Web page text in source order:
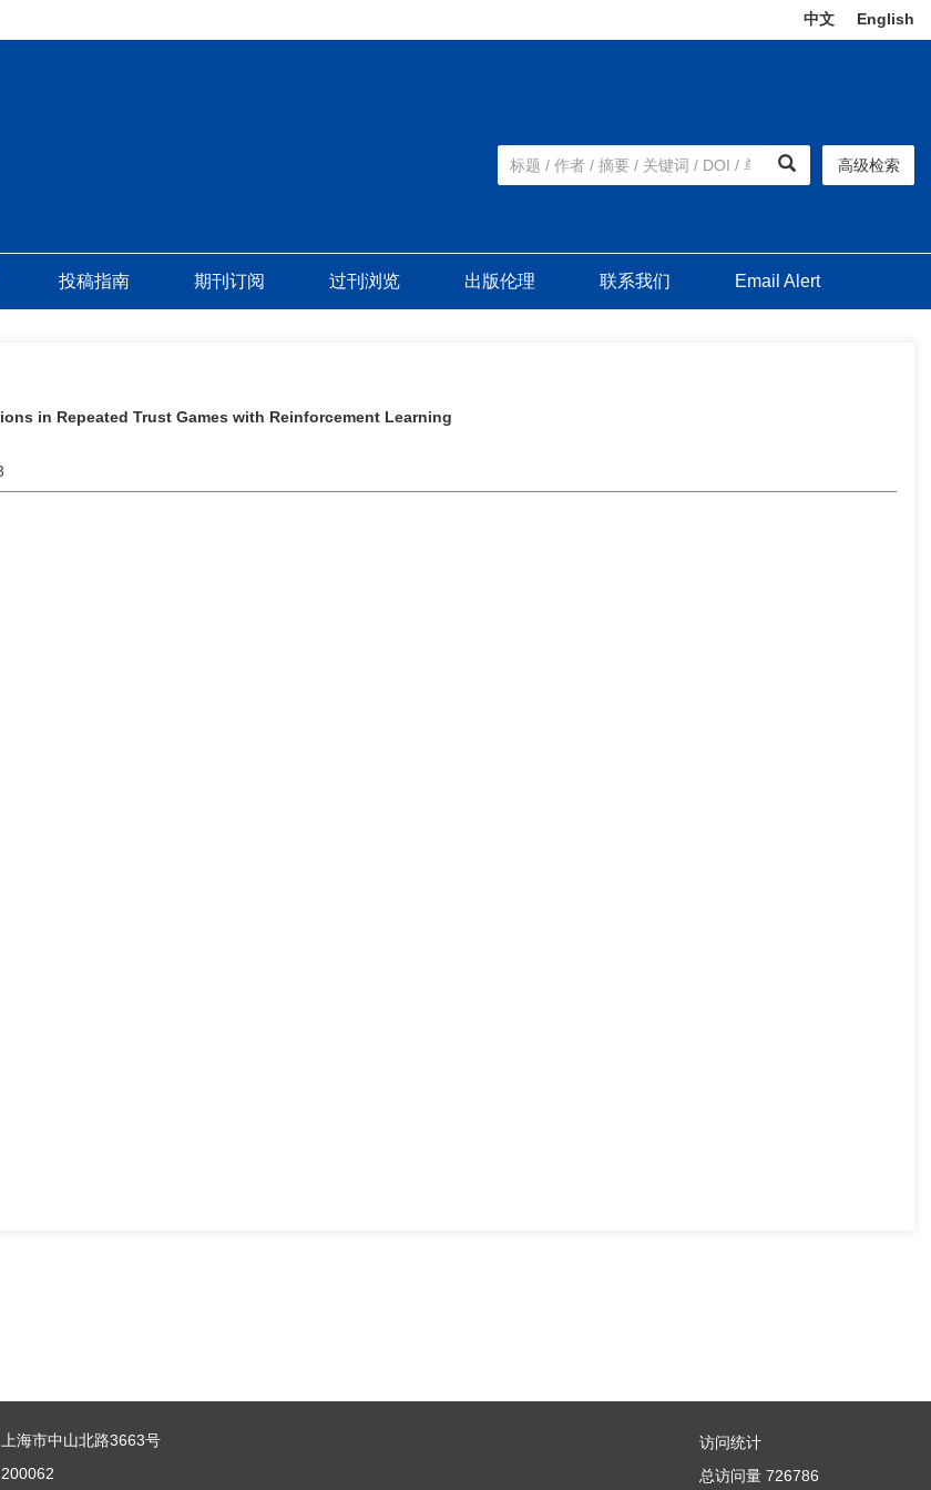
中文 English
高级检索
投稿指南 期刊订阅 过刊浏览 出版伦理 联系我们 Email Alert
in Repeated Trust Games with Reinforcement Learning
海市中山北路3663号
访问统计
总访问量 726786